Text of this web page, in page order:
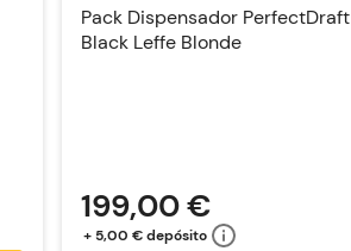
Pack Dispensador PerfectDraft
Black Leffe Blonde
199,00 €
+ 5,00 € depósito